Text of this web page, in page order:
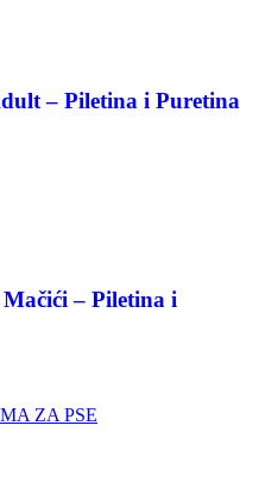
– Piletina i Puretina
– Piletina i
ZA PSE